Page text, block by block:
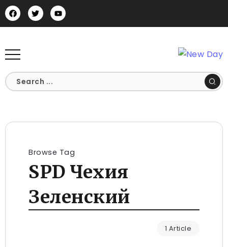
Browse Tag
SPD Чехия
Зеленский
1 Article